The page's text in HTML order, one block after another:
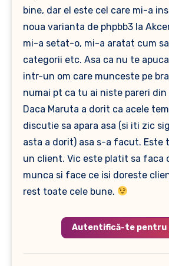
bine, dar el este cel care mi-a
noua varianta de phpbb3 la
mi-a setat-o, mi-a aratat cum
categorii etc. Asa ca nu te
intr-un om care munceste pe
numai pt ca tu ai niste pareri din
Daca Maruta a dorit ca acele
discutie sa apara asa (si iti zic
asta a dorit) asa s-a facut. Este
un client. Vic este platit sa faca
munca si face ce isi doreste
rest toate cele bune.
Autentifică-te pentru